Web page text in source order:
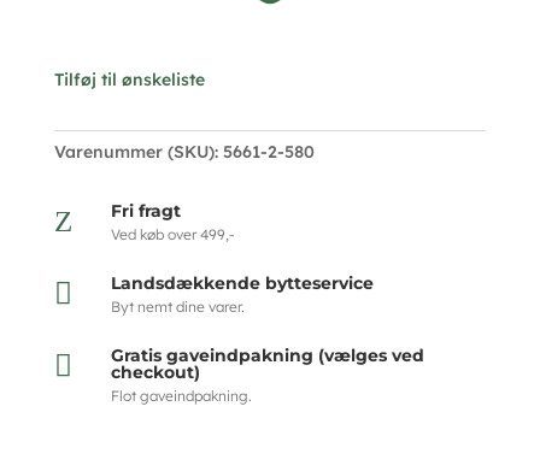
Tilføj til ønskeliste
Varenummer (SKU): 5661-2-580
Z Fri fragt
Ved køb over 499,-
 Landsdækkende bytteservice
Byt nemt dine varer.
 Gratis gaveindpakning (vælges ved
checkout)
Flot gaveindpakning.